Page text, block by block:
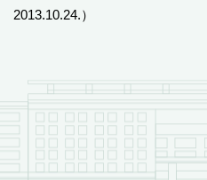
2013.10.24.）